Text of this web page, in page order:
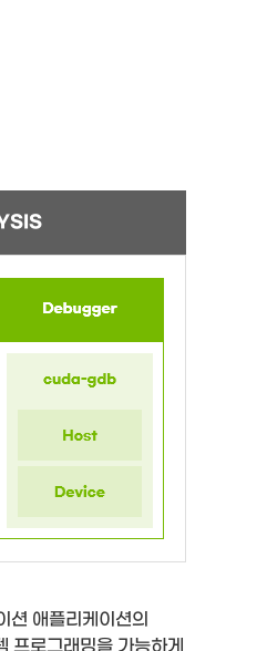
애플리케이션의
로그래밍을 가능하게